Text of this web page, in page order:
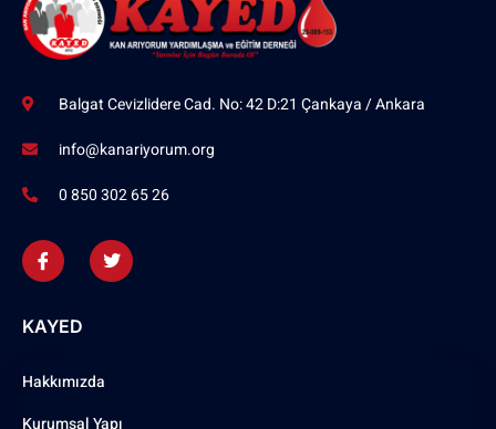
Balgat Cevizlidere Cad. No: 42 D:21 Çankaya / Ankara
info@kanariyorum.org
0 850 302 65 26
KAYED
Hakkımızda
Kurumsal Yapı